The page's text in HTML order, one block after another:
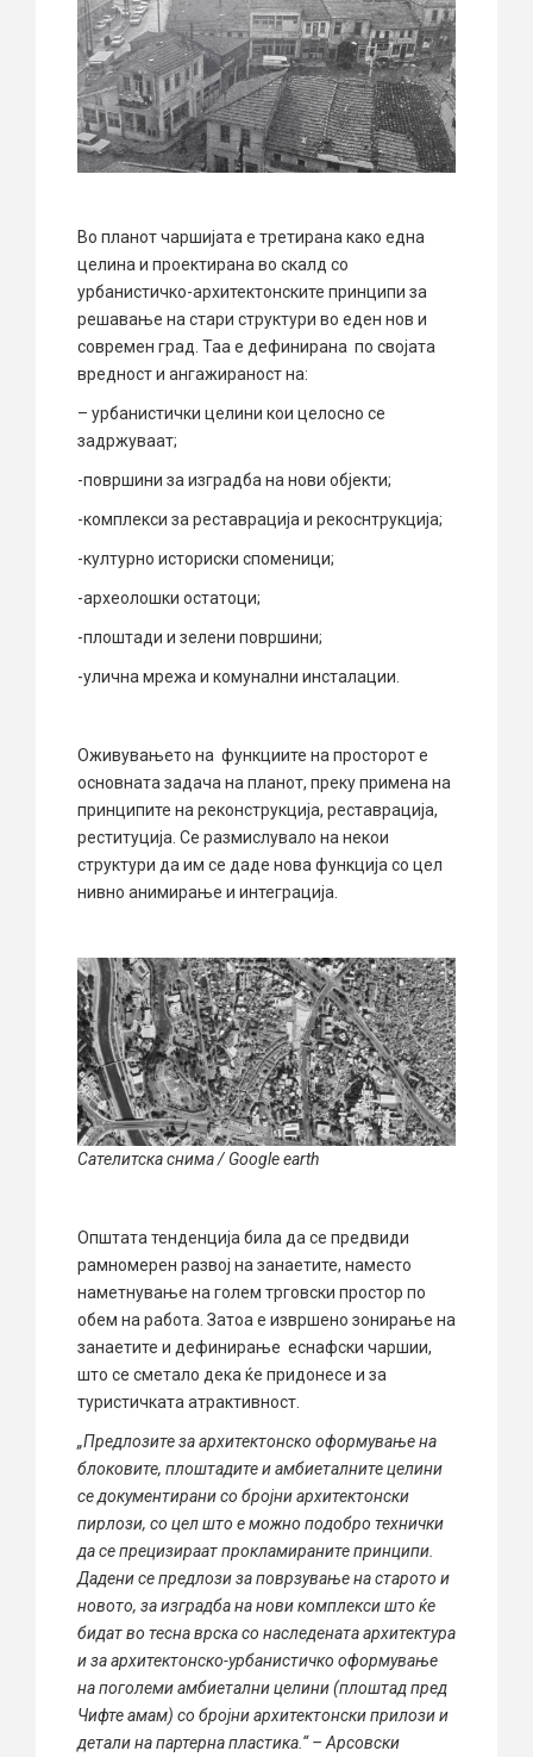
Во планот чаршијата е третирана како една
целина и проектирана во скалд со
урбанистичко-архитектонските принципи за
решавање на стари структури во еден нов и
современ град. Таа е дефинирана по својата
вредност и ангажираност на:
– урбанистички целини кои целосно се
задржуваат;
-површини за изградба на нови објекти;
-комплекси за реставрација и рекоснтрукција;
-културно историски споменици;
-археолошки остатоци;
-плоштади и зелени површини;
-улична мрежа и комунални инсталации.
Оживувањето на функциите на просторот е
основната задача на планот, преку примена на
принципите на реконструкција, реставрација,
реституција. Се размислувало на некои
структури да им се даде нова функција со цел
нивно анимирање и интеграција.
Сателитска снима / Google earth
Општата тенденција била да се предвиди
рамномерен развој на занаетите, наместо
наметнување на голем трговски простор по
обем на работа. Затоа е извршено зонирање на
занаетите и дефинирање еснафски чаршии,
што се сметало дека ќе придонесе и за
туристичката атрактивност.
„Предлозите за архитектонско оформување на
блоковите, плоштадите и амбиеталните целини
се документирани со бројни архитектонски
пирлози, со цел што е можно подобро технички
да се прецизираат прокламираните принципи.
Дадени се предлози за поврзување на старото и
новото, за изградба на нови комплекси што ќе
бидат во тесна врска со наследената архитектура
и за архитектонско-урбанистичко оформување
на поголеми амбиетални целини (плоштад пред
Чифте амам) со бројни архитектонски прилози и
детали на партерна пластика.“ – Арсовски